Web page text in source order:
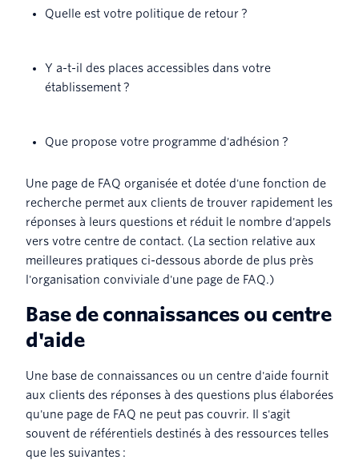
Quelle est votre politique de retour ?
Y a-t-il des places accessibles dans votre
établissement ?
Que propose votre programme d'adhésion ?
Une page de FAQ organisée et dotée d'une fonction de
recherche permet aux clients de trouver rapidement les
réponses à leurs questions et réduit le nombre d'appels
vers votre centre de contact. (La section relative aux
meilleures pratiques ci-dessous aborde de plus près
l'organisation conviviale d'une page de FAQ.)
Base de connaissances ou centre
d'aide
Une base de connaissances ou un centre d'aide fournit
aux clients des réponses à des questions plus élaborées
qu'une page de FAQ ne peut pas couvrir. Il s'agit
souvent de référentiels destinés à des ressources telles
que les suivantes :